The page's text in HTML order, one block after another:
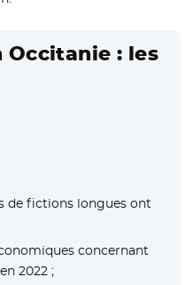
Occitanie : les
de fictions longues ont
concernant
2022 ;